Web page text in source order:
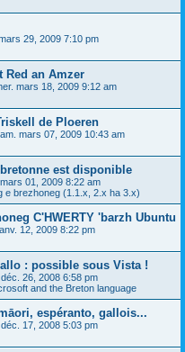
29, 2009 7:10 pm
Red an Amzer
mars 18, 2009 9:12 am
de Ploeren
mars 07, 2009 10:43 am
est disponible
01, 2009 8:22 am
e brezhoneg (1.1.x, 2.x ha 3.x)
C'HWERTY 'barzh Ubuntu
12, 2009 8:22 pm
: possible sous Vista !
26, 2008 6:58 pm
and the Breton language
espéranto, gallois...
17, 2008 5:03 pm